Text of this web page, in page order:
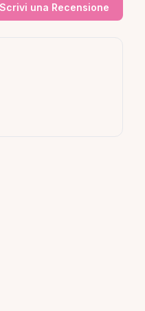
Scrivi una Recensione